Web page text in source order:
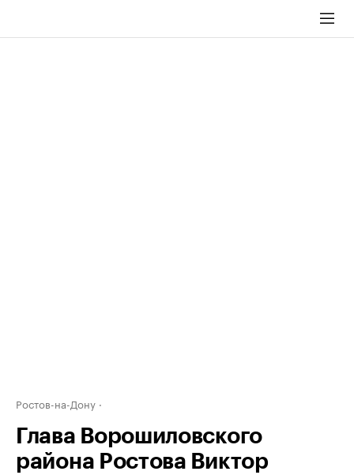
Ростов-на-Дону
Глава Ворошиловского
района Ростова Виктор